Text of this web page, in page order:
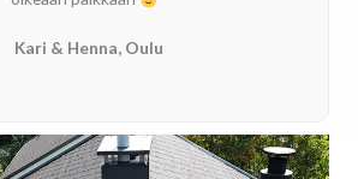
Kari & Henna, Oulu